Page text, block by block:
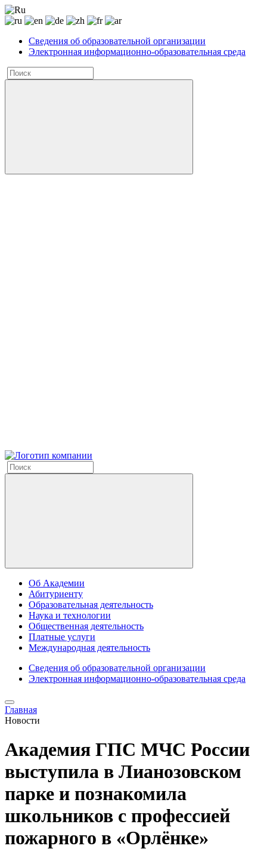
Сведения об образовательной организации
Электронная информационно-образовательная среда
Об Академии
Абитуриенту
Образовательная деятельность
Наука и технологии
Общественная деятельность
Платные услуги
Международная деятельность
Сведения об образовательной организации
Электронная информационно-образовательная среда
Главная
Новости
Академия ГПС МЧС России
выступила в Лианозовском
парке и познакомила
школьников с профессией
пожарного в «Орлёнке»